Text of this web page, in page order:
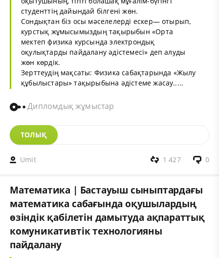
студенттің дайындай білгені жөн.
Сондықтан біз осы мәселелерді ескер— отырып,
курстық жұмысымыздың тақырыбын «Орта
мектеп физика курсында электрондық
оқулықтарды пайдалану әдістемесі» деп алуды
жөн көрдік.
Зерттеудің мақсаты: Физика сабақтарында «Жылу
құбылыстары» тақырыбына әдістеме жасау.....
Дипломдық жұмыстар
ТОЛЫҚ
Umit 0
1 427
Математика | Бастауыш сыныптардағы
математика сабағында оқушылардың
өзіндік қабілетін дамытуда ақпараттық
комуникативтік технологияны
пайдалану